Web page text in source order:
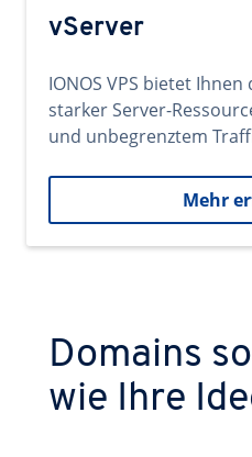
vServer
IONOS VPS bietet
starker Server-
und unbegrenztem
Mehr
Domains
wie Ihre